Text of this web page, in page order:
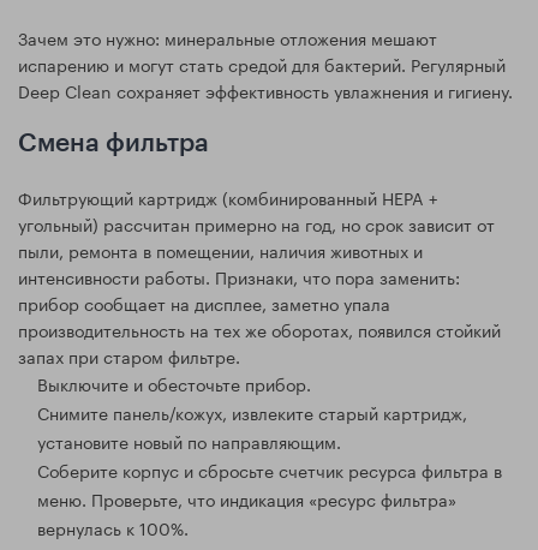
Зачем это нужно: минеральные отложения мешают
испарению и могут стать средой для бактерий. Регулярный
Deep Clean сохраняет эффективность увлажнения и гигиену.
Смена фильтра
Фильтрующий картридж (комбинированный HEPA +
угольный) рассчитан примерно на год, но срок зависит от
пыли, ремонта в помещении, наличия животных и
интенсивности работы. Признаки, что пора заменить:
прибор сообщает на дисплее, заметно упала
производительность на тех же оборотах, появился стойкий
запах при старом фильтре.
Выключите и обесточьте прибор.
Снимите панель/кожух, извлеките старый картридж,
установите новый по направляющим.
Соберите корпус и сбросьте счетчик ресурса фильтра в
меню. Проверьте, что индикация «ресурс фильтра»
вернулась к 100%.